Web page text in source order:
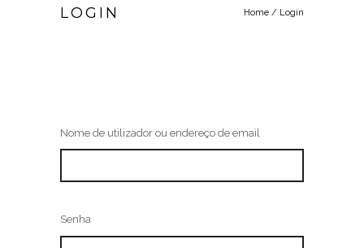
LOGIN Home / Login
Nome de utilizador ou endereço de email
Senha